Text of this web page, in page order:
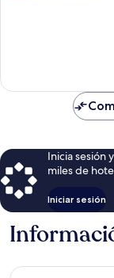
Inicia sesión
miles de
Iniciar sesión